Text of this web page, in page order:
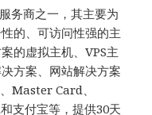
务商之一，其主要为
的、可访问性强的主
的虚拟主机、VPS主
方案、网站解决方案
Master Card、
支付宝等，提供30天